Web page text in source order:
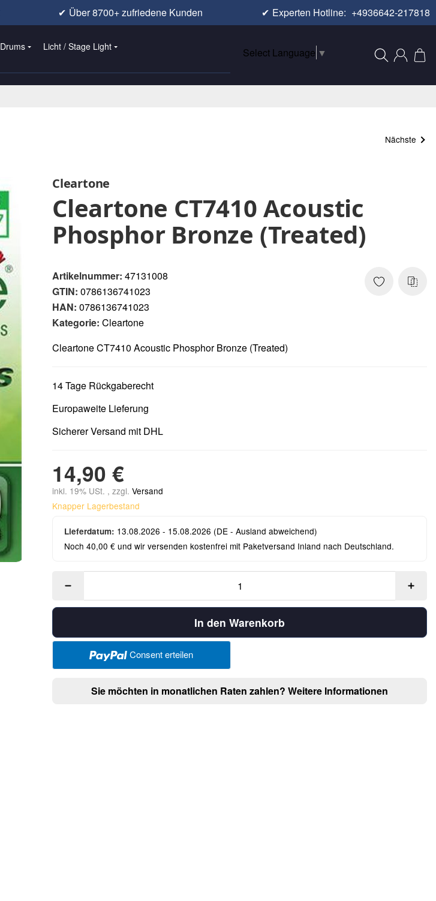
✔ Über 8700+ zufriedene Kunden ✔ Experten Hotline: +4936642-217818
Drums
Licht / Stage Light
Select Language ▼
Nächste
Cleartone
Cleartone CT7410 Acoustic
Phosphor Bronze (Treated)
Artikelnummer: 47131008
GTIN: 0786136741023
HAN: 0786136741023
Kategorie: Cleartone
Cleartone CT7410 Acoustic Phosphor Bronze (Treated)
14 Tage Rückgaberecht
Europaweite Lieferung
Sicherer Versand mit DHL
14,90 €
inkl. 19% USt. , zzgl. Versand
Knapper Lagerbestand
Lieferdatum: 13.08.2026 - 15.08.2026 (DE - Ausland abweichend)
Noch 40,00 € und wir versenden kostenfrei mit Paketversand Inland nach Deutschland.
In den Warenkorb
Consent erteilen
Sie möchten in monatlichen Raten zahlen? Weitere Informationen